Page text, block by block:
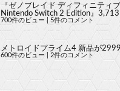
『ゼノブレイド ディフィニティ
Nintendo Switch 2 Edition』
700件のビュー 5件のコメント
メトロイドプライム4 新品が
600件のビュー 2件のコメント